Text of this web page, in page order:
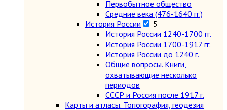
Первобытное общество
Средние века (476-1640 гг.)
История России
5
История России 1240-1700 гг.
История России 1700-1917 гг.
История России до 1240 г.
Общие вопросы. Книги,
охватывающие несколько
периодов
СССР и Россия после 1917 г.
Карты и атласы. Топогорафия, геодезия